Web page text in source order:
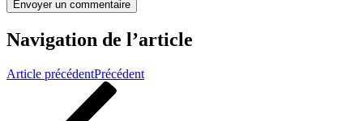
Navigation de l’article
Article précédentPrécédent